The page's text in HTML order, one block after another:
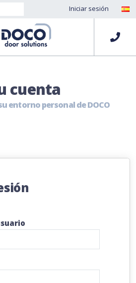
Iniciar sesión
cuenta
entorno personal de DOCO